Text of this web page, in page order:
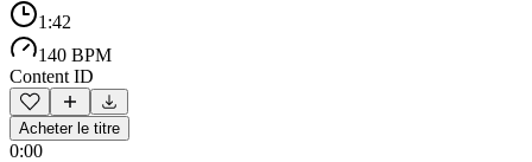
1:42
140 BPM
Content ID
Acheter le titre
0:00